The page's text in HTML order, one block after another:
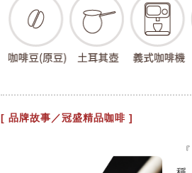
[ 品牌故事／冠盛精品咖啡 ]